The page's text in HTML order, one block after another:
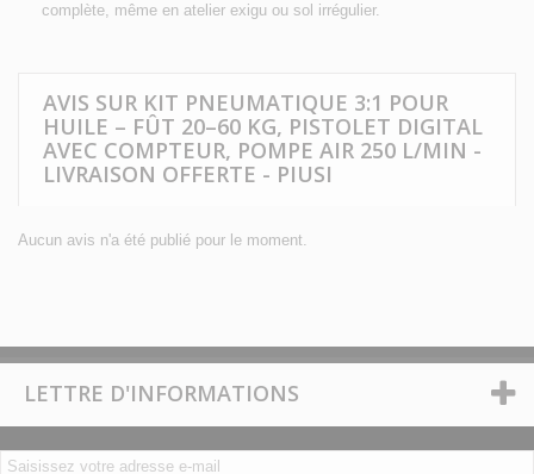
complète, même en atelier exigu ou sol irrégulier.
AVIS SUR KIT PNEUMATIQUE 3:1 POUR
HUILE – FÛT 20–60 KG, PISTOLET DIGITAL
AVEC COMPTEUR, POMPE AIR 250 L/MIN -
LIVRAISON OFFERTE - PIUSI
Aucun avis n'a été publié pour le moment.
LETTRE D'INFORMATIONS